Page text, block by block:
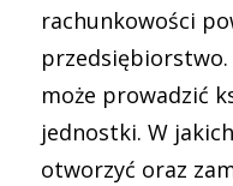
rachunkowości
może prowadzić
jednostki. W
otworzyć oraz